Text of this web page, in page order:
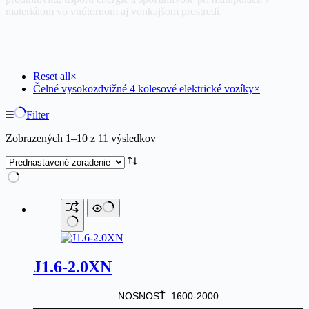
materiálom vo vnútornom aj vonkajšom prostredí.
Reset all×
Čelné vysokozdvižné 4 kolesové elektrické vozíky×
Filter
Zobrazených 1–10 z 11 výsledkov
J1.6-2.0XN
NOSNOSŤ: 1600-2000